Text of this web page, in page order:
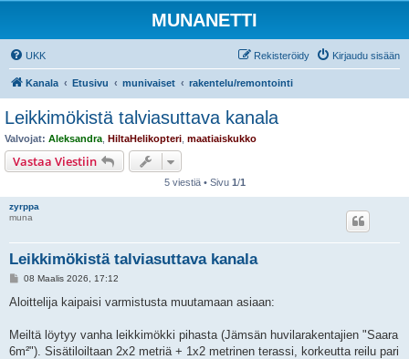
MUNANETTI
UKK Kirjaudu sisään
Rekisteröidy
Kanala Etusivu munivaiset rakentelu/remontointi
Leikkimökistä talviasuttava kanala
Valvojat: Aleksandra HiltaHelikopteri maatiaiskukko
Vastaa Viestiin
5 viestiä • Sivu 1/1
zyrppa
muna
Leikkimökistä talviasuttava kanala
V
e
i
08 Maalis 2026, 17:12
Aloittelija kaipaisi varmistusta muutamaan asiaan:
Meiltä löytyy vanha leikkimökki pihasta (Jämsän huvilarakentajien "Saara
6m²"). Sisätiloiltaan 2x2 metriä + 1x2 metrinen terassi, korkeutta reilu pari